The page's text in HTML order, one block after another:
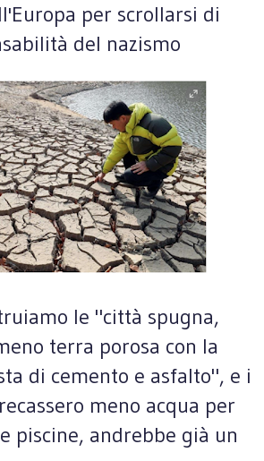
per scrollarsi di
del nazismo
le "città spugna,
terra porosa con la
di cemento e asfalto", e i
meno acqua per
piscine, andrebbe già un